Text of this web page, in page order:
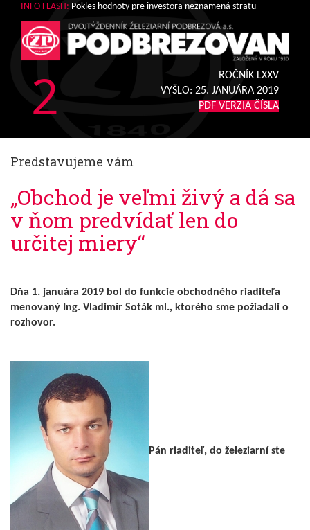
INFO FLASH: Pokles hodnoty pre investora neznamená stratu
2
ROČNÍK LXXV
VYŠLO: 25. JANUÁRA 2019
PDF VERZIA ČÍSLA
Predstavujeme vám
„Obchod je veľmi živý a dá sa
v ňom predvídať len do
určitej miery“
Dňa 1. januára 2019 bol do funkcie obchodného riaditeľa
menovaný Ing. Vladimír Soták ml., ktorého sme požiadali o
rozhovor.
Pán riaditeľ, do železiarní ste